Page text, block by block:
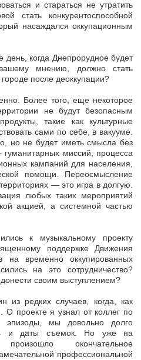
и стараться не утратить
стать конкурентоспособной
насаждался оккупационным
когда Днепрорудное будет
мнению, должно стать
после деоккупации?
Более того, еще некоторое
не будут безопасным
такие как культурные
сами по себе, в вакууме.
но не будет иметь смысла без
миссий, процесса
кампаний для населения,
помощи. Переосмысление
— это игра в долгую.
любых таких мероприятий
акцией, а системной частью
к музыкальному проекту
поддержке Движения
на временно оккупированных
на это сотрудничество?
своим выступлением?
редких случаев, когда, как
О проекте я узнал от коллег по
эпизоды, мы довольно долго
и даты съемок. Но уже на
окончательное
профессиональной